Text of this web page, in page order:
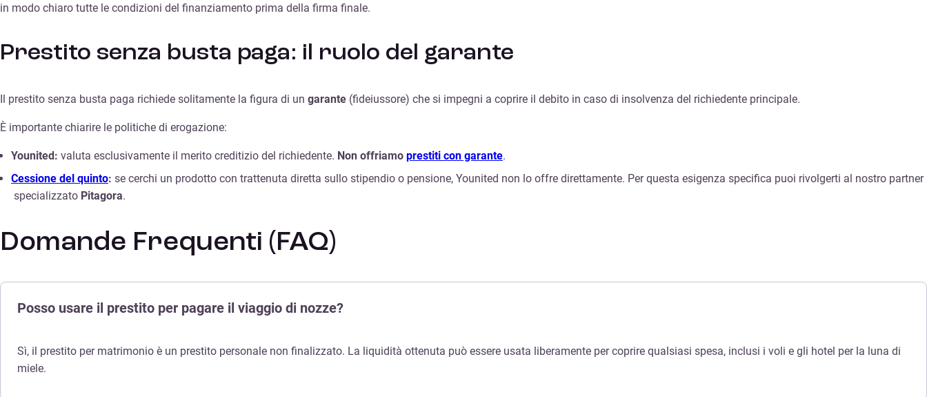
in modo chiaro tutte le condizioni del finanziamento prima della firma finale.
Prestito senza busta paga: il ruolo del garante
Il prestito senza busta paga richiede solitamente la figura di un garante (fideiussore) che si impegni a coprire il debito in caso di insolvenza del richiedente principale.
È importante chiarire le politiche di erogazione:
Younited: valuta esclusivamente il merito creditizio del richiedente. Non offriamo prestiti con garante.
Cessione del quinto: se cerchi un prodotto con trattenuta diretta sullo stipendio o pensione, Younited non lo offre direttamente. Per questa esigenza specifica puoi rivolgerti al nostro partner
specializzato Pitagora.
Domande Frequenti (FAQ)
Posso usare il prestito per pagare il viaggio di nozze?
Sì, il prestito per matrimonio è un prestito personale non finalizzato. La liquidità ottenuta può essere usata liberamente per coprire qualsiasi spesa, inclusi i voli e gli hotel per la luna di
miele.